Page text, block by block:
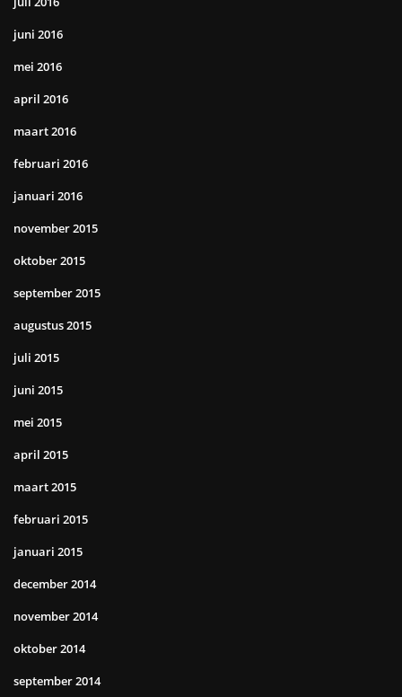
juni 2016
mei 2016
april 2016
maart 2016
februari 2016
januari 2016
november 2015
oktober 2015
september 2015
augustus 2015
juli 2015
juni 2015
mei 2015
april 2015
maart 2015
februari 2015
januari 2015
december 2014
november 2014
oktober 2014
september 2014